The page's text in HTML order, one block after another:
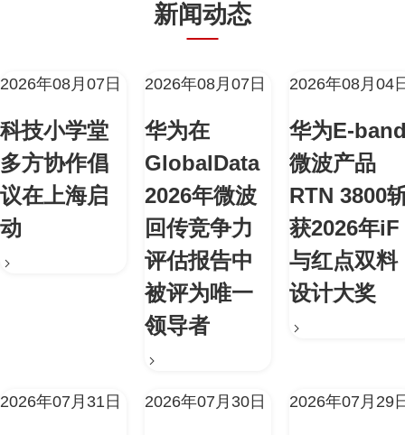
新闻动态
2026年08月07日
科技小学堂
多方协作倡
议在上海启
动
2026年08月07日
华为在
GlobalData
2026年微波
回传竞争力
评估报告中
被评为唯一
领导者
2026年08月04
华为E-
微波产品
RTN 3800
获2026年iF
与红点双料
设计大奖
2026年07月31日 2026年07月30日 2026年07月29